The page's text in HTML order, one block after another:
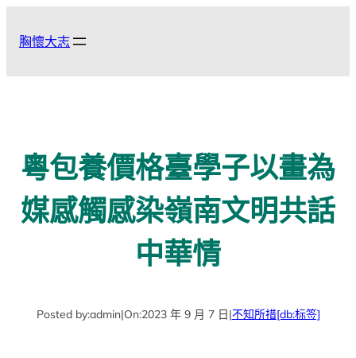
胸懷大志
粵包養價格臺學子以畫為
媒感觸感染嶺南文明共話
中華情
Posted by:admin|On:2023 年 9 月 7 日|不知所措[db:标签]